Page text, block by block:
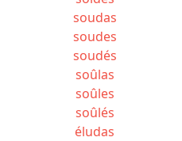
soudas
soudes
soudés
soûlas
soûles
soûlés
éludas